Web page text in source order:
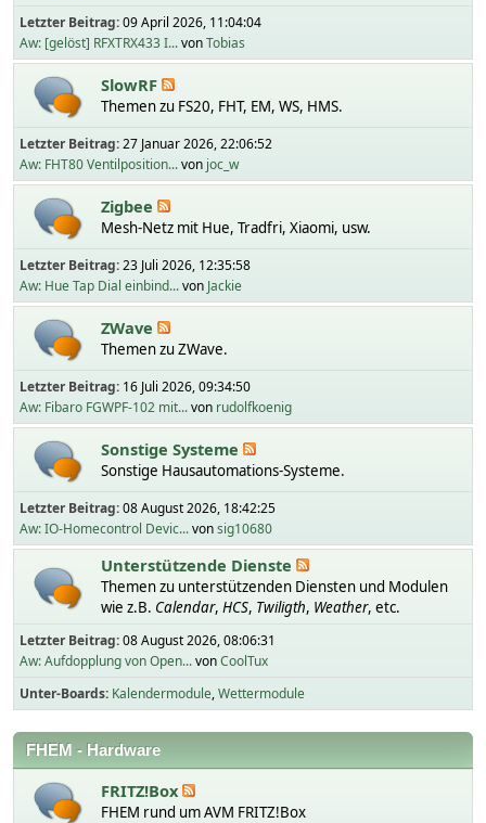
Letzter Beitrag:09 April 2026, 11:04:04
Aw: [gelöst] RFXTRX433 I...vonTobias
SlowRF
Themen zu FS20, FHT, EM, WS, HMS.
Letzter Beitrag:27 Januar 2026, 22:06:52
Aw: FHT80 Ventilposition...von joc_w
Zigbee
Mesh-Netz mit Hue, Tradfri, Xiaomi, usw.
Letzter Beitrag:23 Juli 2026, 12:35:58
Aw: Hue Tap Dial einbind...von Jackie
ZWave
Themen zu ZWave.
Letzter Beitrag: 16 Juli 2026, 09:34:50
Aw: Fibaro FGWPF-102 mit...von rudolfkoenig
Sonstige Systeme
Sonstige Hausautomations-Systeme.
Letzter Beitrag:08 August 2026, 18:42:25
Aw: IO-Homecontrol Devic...vonsig10680
Unterstützende Dienste
Themen zu unterstützenden Diensten und Modulen
wie z.B. Calendar, HCS, Twiligth, Weather, etc.
Letzter Beitrag:08 August 2026, 08:06:31
Aw: Aufdopplung von Open...vonCoolTux
Unter-Boards Kalendermodule Wettermodule
FHEM - Hardware
FRITZ!Box
FHEM rund um AVM FRITZ!Box